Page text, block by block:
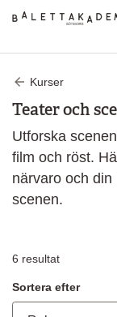
Kurser
Teater och
Utforska
film och röst.
närvaro och
scenen.
6 resultat
Sortera efter